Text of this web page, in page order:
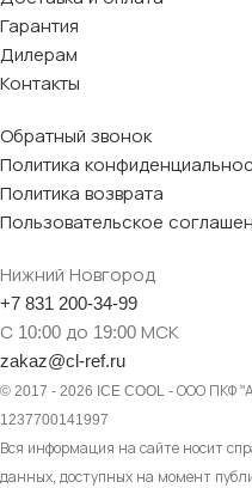
Гарантия
Дилерам
Контакты
Обратный звонок
Политика
Политика возврата
Пользовательское
Нижний Новгород
+7 831 200-34-99
С 10:00 до 19:00 МСК
zakaz@cl-ref.ru
© 2017 - 2026 ICE COOL - ООО ПКФ
1237700141997
Вся информация на сайте носит
данных, доступных на момент